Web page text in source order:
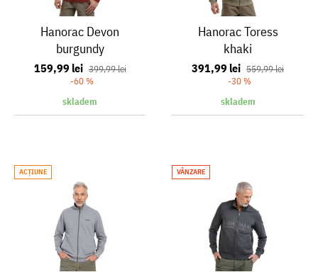
Hanorac Devon
burgundy
159,99 lei 399,99 lei
-60 %
skladem
Hanorac Toress
khaki
391,99 lei 559,99 lei
-30 %
skladem
ACŢIUNE VÂNZARE